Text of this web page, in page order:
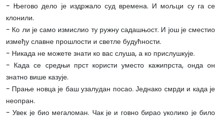
- Његово дело је издржало суд времена. И мољци су га се
клонили.
- Ко ли је само измислио ту ружну садашњост. И још је сместио
између славне прошлости и светле будућности.
- Никада не можете знати ко вас слуша, а ко прислушкује.
- Када се средњи прст користи уместо кажипрста, онда он
знатно више казује.
- Прање новца је баш узалудан посао. Једнако смрди и када је
неопран.
- Увек је био мегаломан. Чак је и говно бирао уколико је било